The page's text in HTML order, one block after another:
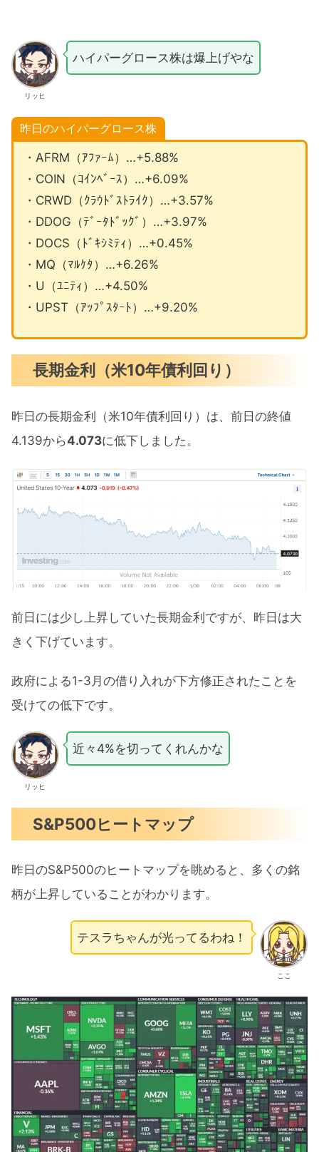
リッヒ
ハイパーグロース株は爆上げやな
昨日のハイパーグロース株
・AFRM（ｱﾌｧｰﾑ）…+5.88%
・COIN（ｺｲﾝﾍﾞｰｽ）…+6.09%
・CRWD（ｸﾗｳﾄﾞｽﾄﾗｲｸ）…+3.57%
・DDOG（ﾃﾞｰﾀﾄﾞｯｸﾞ）…+3.97%
・DOCS（ﾄﾞｷｼﾐﾃｨ）…+0.45%
・MQ（ﾏﾙｹﾀ）…+6.26%
・U（ﾕﾆﾃｨ）…+4.50%
・UPST（ｱｯﾌﾟｽﾀｰﾄ）…+9.20%
長期金利（米10年債利回り）
昨日の長期金利（米10年債利回り）は、前日の終値
4.139から4.073に低下しました。
前日には少し上昇していた長期金利ですが、昨日は大
きく下げています。
政府による1-3月の借り入れが下方修正されたことを
受けての低下です。
リッヒ
近々4%を切ってくれんかな
S&P500ヒートマップ
昨日のS&P500のヒートマップを眺めると、多くの銘
柄が上昇していることがわかります。
ここ
テスラちゃんが光ってるわね！